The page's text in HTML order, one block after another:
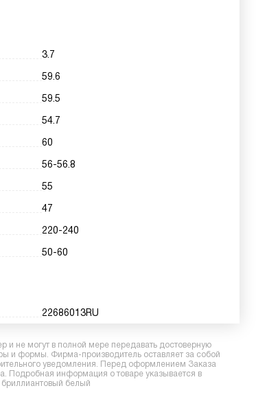
3.7
59.6
59.5
54.7
60
56-56.8
55
47
220-240
50-60
22686013RU
не могут в полной мере передавать достоверную
и формы. Фирма-производитель оставляет за собой
уведомления. Перед оформлением Заказа
Подробная информация о товаре указывается в
бриллиантовый белый